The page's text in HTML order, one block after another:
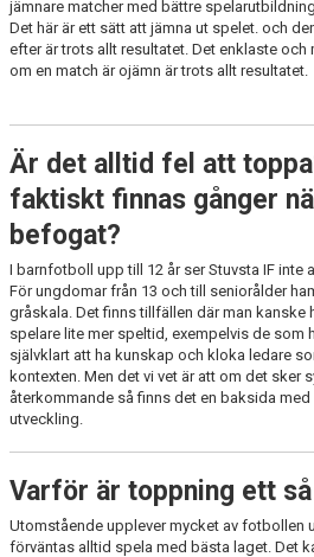
jämnare matcher med bättre
Det här är ett sätt att jämna ut spelet. och
efter är trots allt resultatet. Det enklaste
om en match är ojämn är trots allt resultatet.
Är det alltid fel att
faktiskt finnas gånger
befogat?
I barnfotboll upp till 12 år ser Stuvsta IF inte
För ungdomar från 13 och till seniorålder
gråskala. Det finns tillfällen där man kanske
spelare lite mer speltid, exempelvis de som
självklart att ha kunskap och kloka ledare
kontexten. Men det vi vet är att om det sker
återkommande så finns det en baksida
utveckling.
Varför är toppning ett
Utomstående upplever mycket av fotbollen
förväntas alltid spela med bästa laget. Det